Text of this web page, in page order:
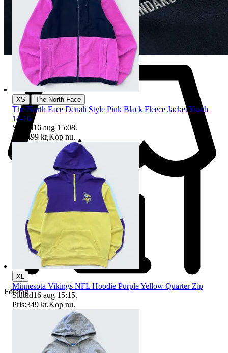
Företag
XS The North Face
The North Face Denali Style Pink Black Fleece Jacket Youth
14-16
Sluttid16 aug 15:08.
Pris:
499 kr,Köp nu.
XL
Minnesota Vikings NFL Hoodie Purple Yellow Quarter Zip
Sluttid16 aug 15:15.
Pris:349 kr,Köp nu.